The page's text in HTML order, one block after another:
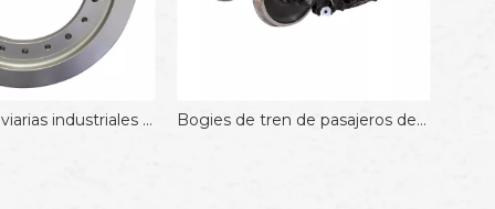
Ruedas ferroviarias industriales y mineras personalizadas para clientes estadounidenses Bogies de tren de pasajeros de 30t